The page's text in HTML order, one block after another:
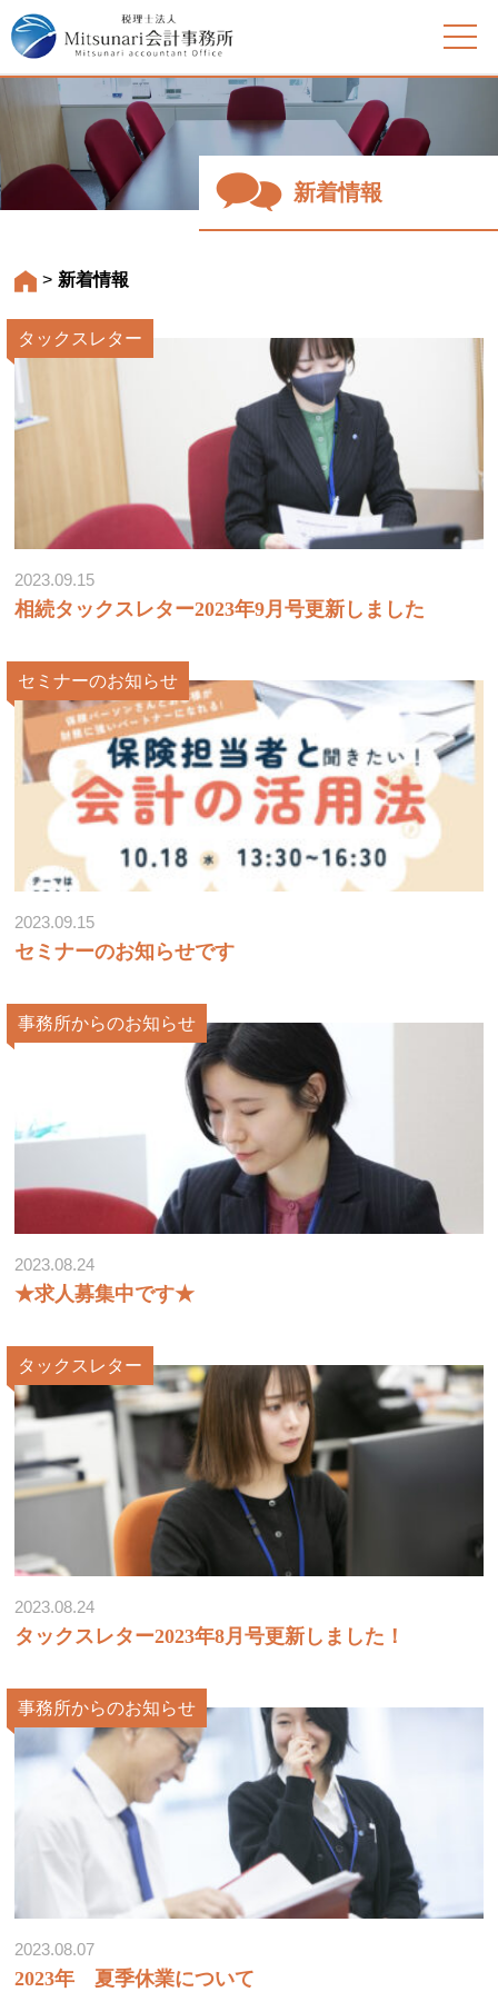
> 新着情報
新着情報
タックスレター
2023.09.15
相続タックスレター2023年9月号更新しました
セミナーのお知らせ
2023.09.15
セミナーのお知らせです
セミナーのお知らせ
事務所からのお知らせ
2023.08.24
★求人募集中です★
タックスレター
2023.08.24
タックスレター2023年8月号更新しました！
事務所からのお知らせ
2023.08.07
2023年 夏季休業について